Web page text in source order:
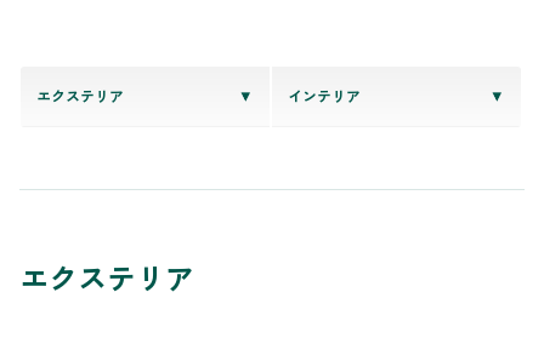
エクステリア インテリア
エクステリア